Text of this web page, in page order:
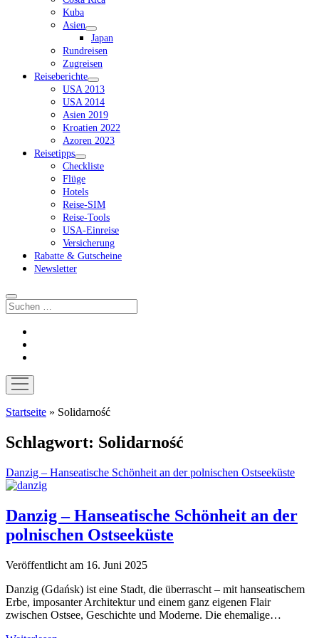
Kuba
Asien
Dropdown-
Menü
öffnen
Japan
Rundreisen
Zugreisen
Reiseberichte
Dropdown-
Menü
öffnen
USA 2013
USA 2014
Asien 2019
Kroatien 2022
Azoren 2023
Reisetipps
Dropdown-
Menü
öffnen
Checkliste
Flüge
Hotels
Reise-SIM
Reise-Tools
USA-Einreise
Versicherung
Rabatte & Gutscheine
Newsletter
Suchen
Menü
öffnen
Startseite » Solidarność
Schlagwort: Solidarność
Danzig – Hanseatische Schönheit an der polnischen Ostseeküste
Danzig – Hanseatische Schönheit an der
polnischen Ostseeküste
Veröffentlicht am 16. Juni 2025
Danzig (Gdańsk) ist eine Stadt, die überrascht – mit hanseatischem
Erbe, imposanter Architektur und einem ganz eigenen Flair
zwischen Ostsee, Geschichte und Moderne. Die ehemalige…